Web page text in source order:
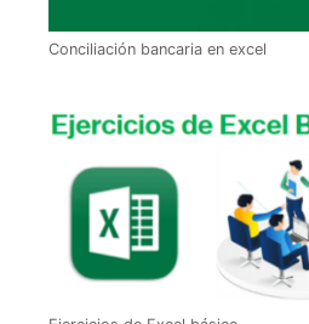
Conciliación bancaria en excel